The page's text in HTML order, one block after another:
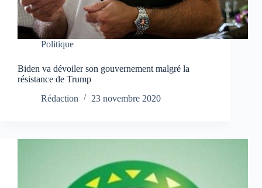
Politique
Biden va dévoiler son gouvernement malgré la
résistance de Trump
Rédaction
23 novembre 2020